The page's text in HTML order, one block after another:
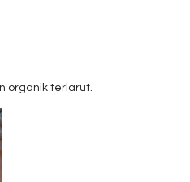
organik terlarut.